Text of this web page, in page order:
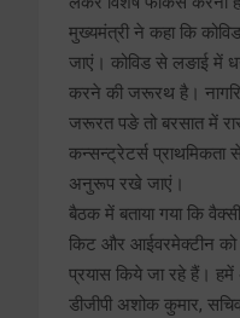
मुख्यमंत्री ने कहा कि
जाएं। कोविड से लङाई में
करने की जरूरथ है।
जरूरत पङे तो बरसात में
कन्सन्ट्रेटर्स
अनुरूप रखे जाएं।
बैठक में बताया गया कि
किट और आईवरमेक्टीन को
प्रयास किये जा रहे हैं। हमें
डीजीपी अशोक कुमार,